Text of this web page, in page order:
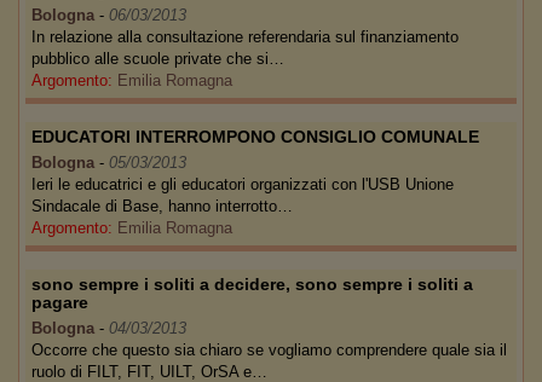
Bologna - 06/03/2013
In relazione alla consultazione referendaria sul finanziamento
pubblico alle scuole private che si…
Argomento: Emilia Romagna
EDUCATORI INTERROMPONO CONSIGLIO COMUNALE
Bologna - 05/03/2013
Ieri le educatrici e gli educatori organizzati con l'USB Unione
Sindacale di Base, hanno interrotto…
Argomento: Emilia Romagna
sono sempre i soliti a decidere, sono sempre i soliti a
pagare
Bologna - 04/03/2013
Occorre che questo sia chiaro se vogliamo comprendere quale sia il
ruolo di FILT, FIT, UILT, OrSA e…